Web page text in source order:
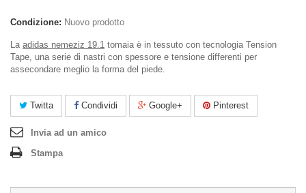
Condizione: Nuovo prodotto
La adidas nemeziz 19.1 tomaia è in tessuto con tecnologia Tension
Tape, una serie di nastri con spessore e tensione differenti per
assecondare meglio la forma del piede.
Twitta Condividi Google+ Pinterest
Invia ad un amico
Stampa